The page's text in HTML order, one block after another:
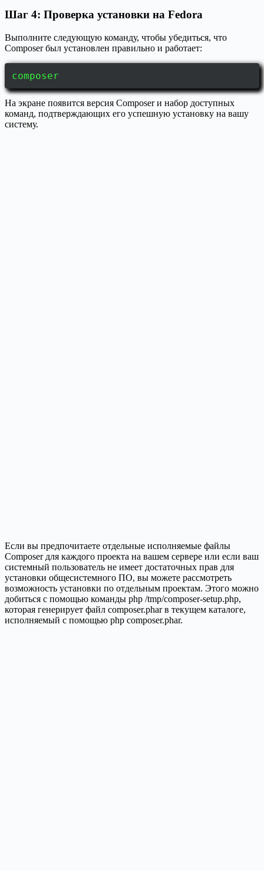
Шаг 4: Проверка установки на Fedora
Выполните следующую команду, чтобы убедиться, что
Composer был установлен правильно и работает:
composer
На экране появится версия Composer и набор доступных
команд, подтверждающих его успешную установку на вашу
систему.
Если вы предпочитаете отдельные исполняемые файлы
Composer для каждого проекта на вашем сервере или если ваш
системный пользователь не имеет достаточных прав для
установки общесистемного ПО, вы можете рассмотреть
возможность установки по отдельным проектам. Этого можно
добиться с помощью команды php /tmp/composer-setup.php,
которая генерирует файл composer.phar в текущем каталоге,
исполняемый с помощью php composer.phar.